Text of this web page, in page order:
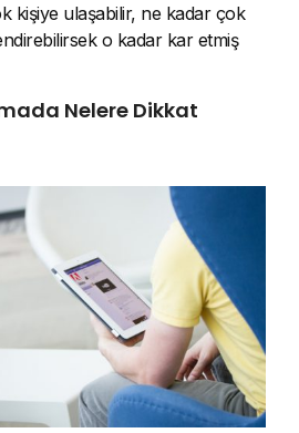
kişiye ulaşabilir, ne kadar çok
o kadar kar etmiş
Nelere Dikkat